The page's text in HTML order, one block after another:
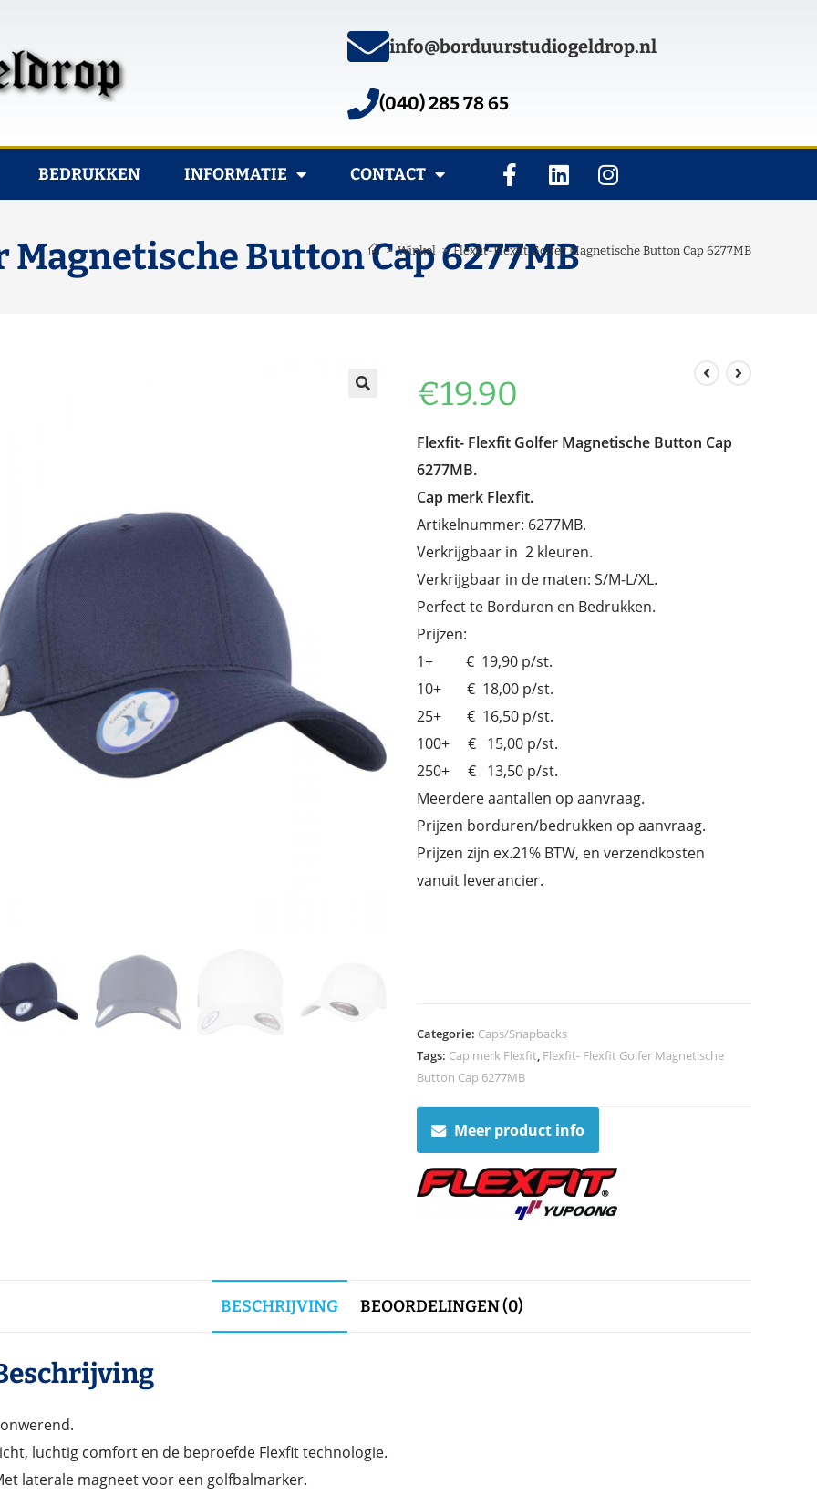
info@borduurstudiogeldrop.nl
(040) 285 78 65
BEDRUKKEN INFORMATIE CONTACT
Button Cap 6277MB
> Winkel > Flexfit-Flexfit Golfer Magnetische Button Cap 6277MB
€19.90
Flexfit- Flexfit Golfer Magnetische Button Cap
6277MB.
Cap merk Flexfit.
Artikelnummer: 6277MB.
Verkrijgbaar in 2 kleuren.
Verkrijgbaar in de maten: S/M-L/XL.
Perfect te Borduren en Bedrukken.
Prijzen:
1+ € 19,90 p/st.
10+ € 18,00 p/st.
25+ € 16,50 p/st.
100+ € 15,00 p/st.
250+ € 13,50 p/st.
Meerdere aantallen op aanvraag.
Prijzen borduren/bedrukken op aanvraag.
Prijzen zijn ex.21% BTW, en verzendkosten
vanuit leverancier.
Categorie: Caps/Snapbacks
Tags: Cap merk Flexfit, Flexfit- Flexfit Golfer Magnetische
Button Cap 6277MB
Meer product info
BESCHRIJVING BEOORDELINGEN (0)
luchtig comfort en de beproefde Flexfit technologie.
laterale magneet voor een golfbalmarker.